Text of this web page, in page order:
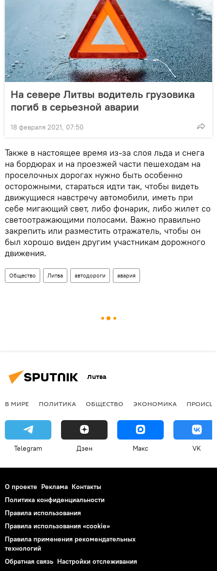
На севере Литвы водитель грузовика
погиб в серьезной аварии
18 февраля 2021, 07:50
Также в настоящее время из-за слоя льда и снега
на бордюрах и на проезжей части пешеходам на
проселочных дорогах нужно быть особенно
осторожными, стараться идти так, чтобы видеть
движущиеся навстречу автомобили, иметь при
себе мигающий свет, либо фонарик, либо жилет со
светоотражающими полосами. Важно правильно
закрепить или разместить отражатель, чтобы он
был хорошо виден другим участникам дорожного
движения.
Общество Литва автодороги авария
Литва
В МИРЕ ПОЛИТИКА ОБЩЕСТВО ЭКОНОМИКА
Telegram Дзен Макс VK
О проекте Реклама Контакты
Политика конфиденциальности
Правила использования
Правила использования «cookie»
Правила применения рекомендательных
технологий
Обратная связь Настройки отслеживания